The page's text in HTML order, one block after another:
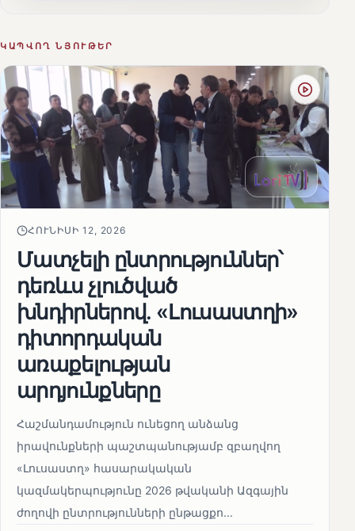
ԿԱՊՎՈՂ ՆՅՈՒԹԵՐ
ՀՈՒՆԻՍԻ 12, 2026
Մատչելի ընտրություններ՝
դեռևս չլուծված
խնդիրներով. «Լուսաստղի»
դիտորդական
առաքելության
արդյունքները
Հաշմանդամություն ունեցող անձանց
իրավունքների պաշտպանությամբ զբաղվող
«Լուսաստղ» հասարակական
կազմակերպությունը 2026 թվականի Ազգային
ժողովի ընտրությունների ընթացքո...